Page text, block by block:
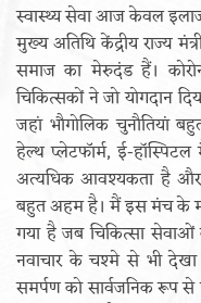
स्वास्थ्य सेवा आज केवल
मुख्य अतिथि केंद्रीय राज्य
समाज का मेरुदंड हैं।
चिकित्सकों ने जो योगदान
जहां भौगोलिक चुनौतियां
हेल्थ प्लेटफॉर्म, ई-
अत्यधिक आवश्यकता है और
बहुत अहम है। मैं इस मंच के
गया है जब चिकित्सा
नवाचार के चश्मे से भी
समर्पण को सार्वजनिक रूप